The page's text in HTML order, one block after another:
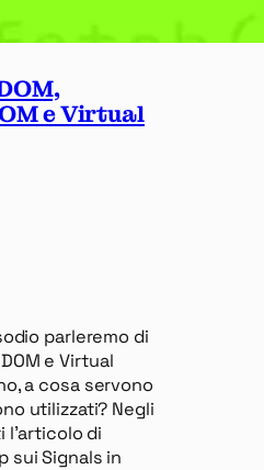
e Virtual
parleremo di
e Virtual
a cosa servono
utilizzati? Negli
l’articolo di
sui Signals in